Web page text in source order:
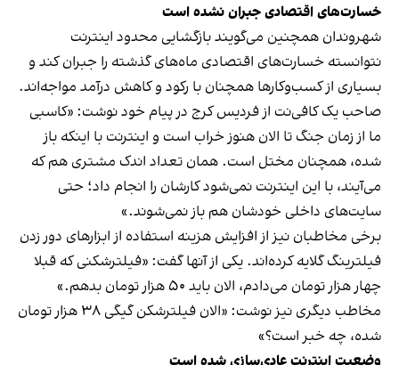
خسارت‌های اقتصادی جبران نشده است
شهروندان همچنین می‌گویند بازگشایی محدود اینترنت
نتوانسته خسارت‌های اقتصادی ماه‌های گذشته را جبران کند و
بسیاری از کسب‌وکارها همچنان با رکود و کاهش درآمد مواجه‌اند.
صاحب یک کافی‌نت‌ از فردیس کرج در پیام خود نوشت: «کاسبی
ما از زمان جنگ تا الان هنوز خراب است و اینترنت با اینکه باز
شده، همچنان مختل است. همان تعداد اندک مشتری هم که
می‌آیند، با این اینترنت نمی‌شود کارشان را انجام داد؛ حتی
سایت‌های داخلی خودشان هم باز نمی‌شوند.»
برخی مخاطبان نیز از افزایش هزینه استفاده از ابزارهای دور زدن
فیلترینگ گلایه کرده‌اند. یکی از آنها گفت: «فیلترشکنی که قبلا
چهار هزار تومان می‌دادم، الان باید ۵۰ هزار تومان بدهم.»
مخاطب دیگری نیز نوشت: «الان فیلترشکن گیگی ۳۸ هزار تومان
شده، چه خبر است؟»